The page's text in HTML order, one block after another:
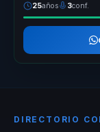
25años 3conf.
DIRECTORIO